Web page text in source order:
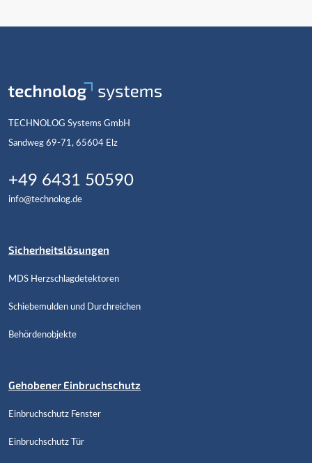
TECHNOLOG Systems GmbH
Sandweg 69-71, 65604 Elz
+49 6431 50590
info@technolog.de
Sicherheitslösungen
MDS Herzschlagdetektoren
Schiebemulden und Durchreichen
Behördenobjekte
Gehobener Einbruchschutz
Einbruchschutz Fenster
Einbruchschutz Tür